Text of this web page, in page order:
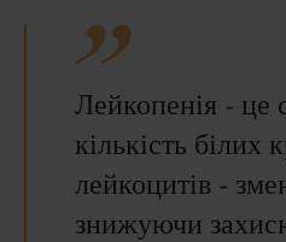
Лейкопенія - це
кількість білих
лейкоцитів -
знижуючи